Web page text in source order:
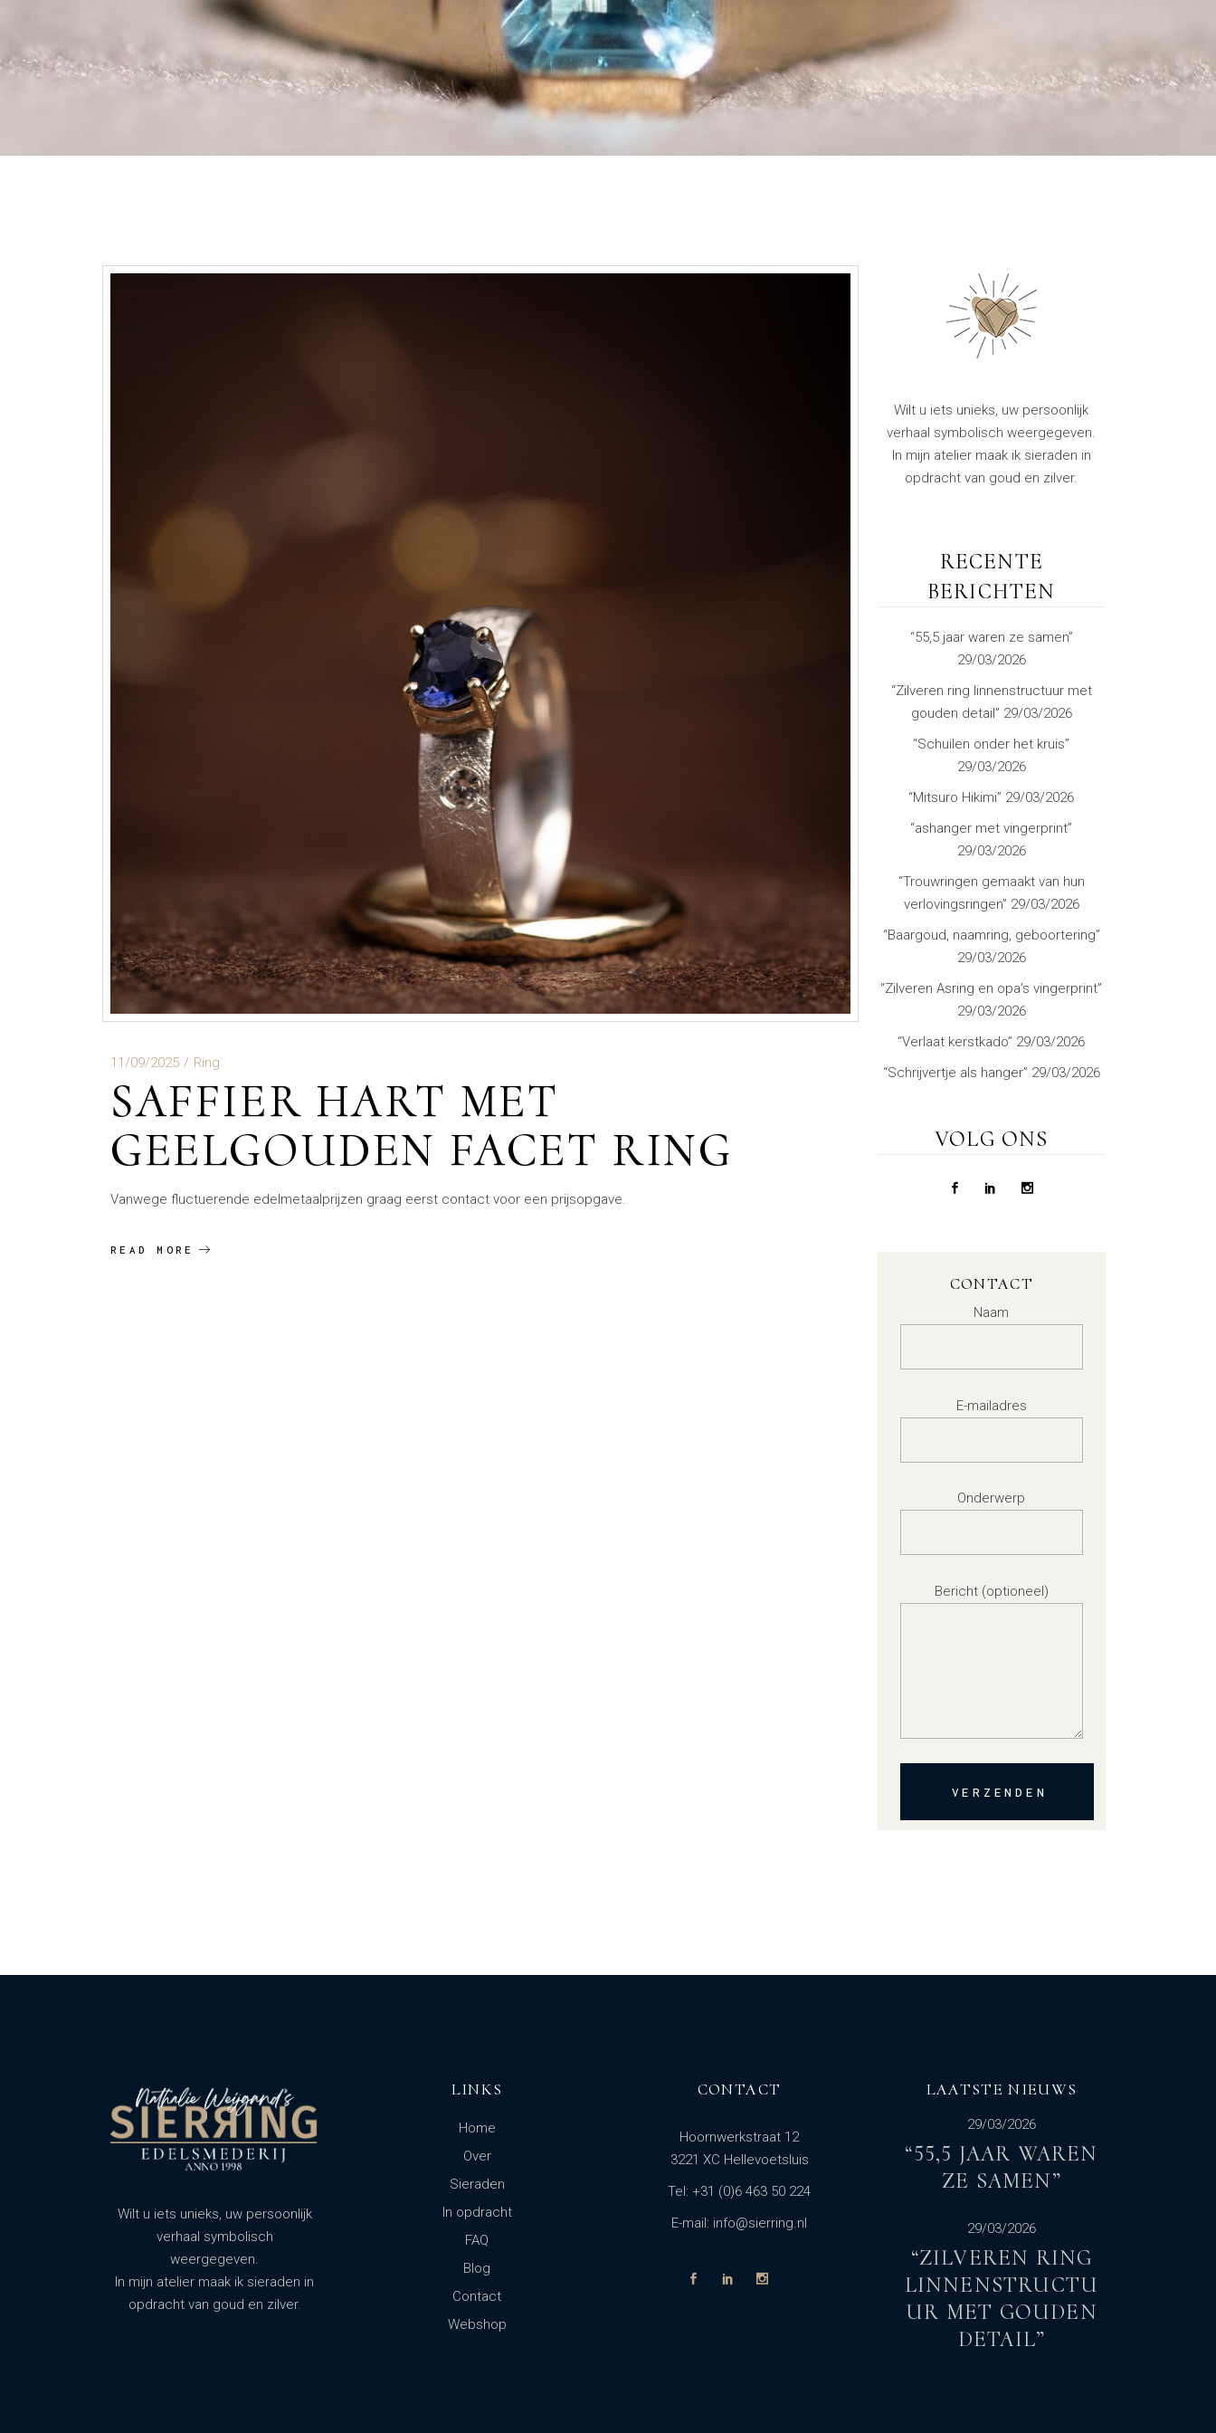
11/09/2025 Ring
SAFFIER HART MET
GEELGOUDEN FACET RING
Vanwege fluctuerende edelmetaalprijzen graag eerst contact voor een prijsopgave.
READ MORE
Wilt u iets unieks, uw persoonlijk
verhaal symbolisch weergegeven.
In mijn atelier maak ik sieraden in
opdracht van goud en zilver.
RECENTE
BERICHTEN
“55,5 jaar waren ze samen”
29/03/2026
“Zilveren ring linnenstructuur met
gouden detail” 29/03/2026
“Schuilen onder het kruis”
29/03/2026
“Mitsuro Hikimi” 29/03/2026
“ashanger met vingerprint”
29/03/2026
“Trouwringen gemaakt van hun
verlovingsringen” 29/03/2026
“Baargoud, naamring, geboortering”
29/03/2026
“Zilveren Asring en opa’s vingerprint”
29/03/2026
“Verlaat kerstkado” 29/03/2026
“Schrijvertje als hanger” 29/03/2026
VOLG ONS
CONTACT
Naam
E-mailadres
Onderwerp
Bericht (optioneel)
VERZENDEN
Wilt u iets unieks, uw persoonlijk
verhaal symbolisch
weergegeven.
In mijn atelier maak ik sieraden in
opdracht van goud en zilver.
LINKS
Home
Over
Sieraden
In opdracht
FAQ
Blog
Contact
Webshop
CONTACT
Hoornwerkstraat 12
3221 XC Hellevoetsluis
Tel: +31 (0)6 463 50 224
E-mail: info@sierring.nl
LAATSTE NIEUWS
29/03/2026
“55,5 JAAR WAREN
ZE SAMEN”
29/03/2026
“ZILVEREN RING
LINNENSTRUCTU
UR MET GOUDEN
DETAIL”